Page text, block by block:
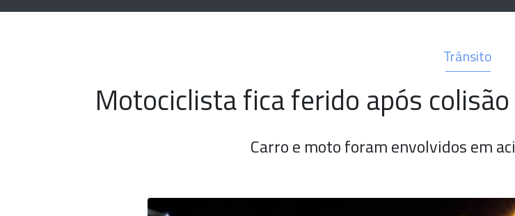
Trânsito
Motociclista fica ferido após
Carro e moto foram envolvidos em